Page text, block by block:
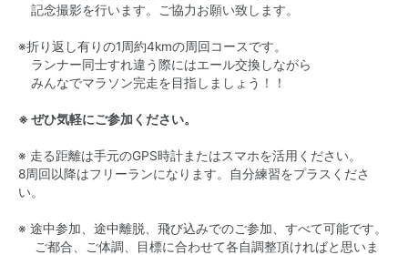
記念撮影を行います。ご協力お願い致します。
※折り返し有りの1周約4kmの周回コースです。
ランナー同士すれ違う際にはエール交換しながら
みんなでマラソン完走を目指しましょう！！
※ ぜひ気軽にご参加ください。
※ 走る距離は手元のGPS時計またはスマホを活用ください。
8周回以降はフリーランになります。自分練習をプラスくださ
い。
※ 途中参加、途中離脱、飛び込みでのご参加、すべて可能です。
ご都合、ご体調、目標に合わせて各自調整頂ければと思いま